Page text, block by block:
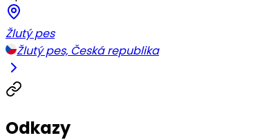
Žlutý pes
Žlutý pes, Česká republika
Odkazy